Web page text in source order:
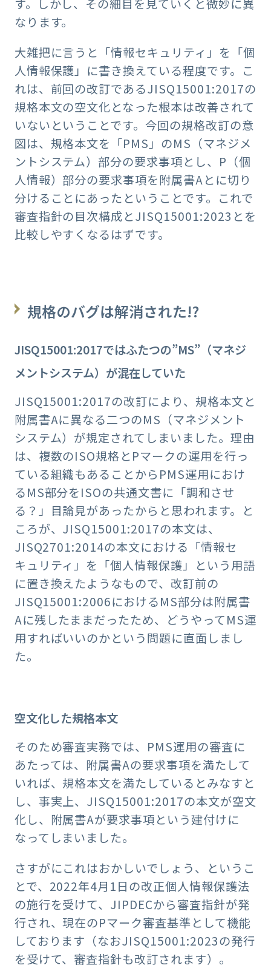
す。しかし、その細目を見ていくと微妙に異
なります。
大雑把に言うと「情報セキュリティ」を「個
人情報保護」に書き換えている程度です。こ
れは、前回の改訂であるJISQ15001:2017の
規格本文の空文化となった根本は改善されて
いないということです。今回の規格改訂の意
図は、規格本文を「PMS」のMS（マネジメ
ントシステム）部分の要求事項とし、P（個
人情報）部分の要求事項を附属書Aとに切り
分けることにあったということです。これで
審査指針の目次構成とJISQ15001:2023とを
比較しやすくなるはずです。
規格のバグは解消された!?
JISQ15001:2017ではふたつの”MS”（マネジ
メントシステム）が混在していた
JISQ15001:2017の改訂により、規格本文と
附属書Aに異なる二つのMS（マネジメント
システム）が規定されてしまいました。理由
は、複数のISO規格とPマークの運用を行っ
ている組織もあることからPMS運用におけ
るMS部分をISOの共通文書に「調和させ
る？」目論見があったからと思われます。と
ころが、JISQ15001:2017の本文は、
JISQ2701:2014の本文における「情報セ
キュリティ」を「個人情報保護」という用語
に置き換えたようなもので、改訂前の
JISQ15001:2006におけるMS部分は附属書
Aに残したままだったため、どうやってMS運
用すればいいのかという問題に直面しまし
た。
空文化した規格本文
そのため審査実務では、PMS運用の審査に
あたっては、附属書Aの要求事項を満たして
いれば、規格本文を満たしているとみなすと
し、事実上、JISQ15001:2017の本文が空文
化し、附属書Aが要求事項という建付けに
なってしまいました。
さすがにこれはおかしいでしょう、というこ
とで、2022年4月1日の改正個人情報保護法
の施行を受けて、JIPDECから審査指針が発
行され、現在のPマーク審査基準として機能
しております（なおJISQ15001:2023の発行
を受けて、審査指針も改訂されます）。